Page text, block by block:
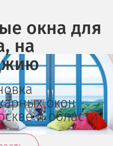
окна для
на
окон
и области